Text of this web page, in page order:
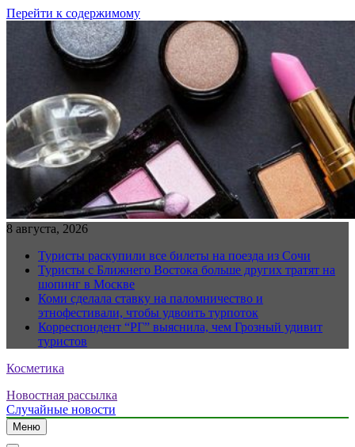
Перейти к содержимому
8 августа, 2026
Туристы раскупили все билеты на поезда из Сочи
Туристы с Ближнего Востока больше других тратят на
шопинг в Москве
Коми сделала ставку на паломничество и
этнофестивали, чтобы удвоить турпоток
Корреспондент “РГ” выяснила, чем Грозный удивит
туристов
Косметика
Новостная рассылка
Случайные новости
Меню